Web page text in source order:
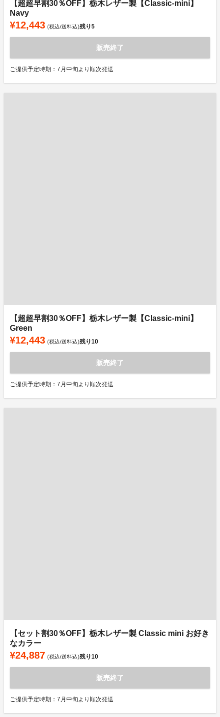
【超超早割30％OFF】栃木レザー製【Classic-mini】
Navy
¥12,443 (税込/送料込)残り5
販売終了
ご提供予定時期：7月中旬より順次発送
【超超早割30％OFF】栃木レザー製【Classic-mini】
Green
¥12,443 (税込/送料込)残り10
販売終了
ご提供予定時期：7月中旬より順次発送
【セット割30％OFF】栃木レザー製 Classic mini お好き
なカラー
¥24,887 (税込/送料込)残り10
販売終了
ご提供予定時期：7月中旬より順次発送